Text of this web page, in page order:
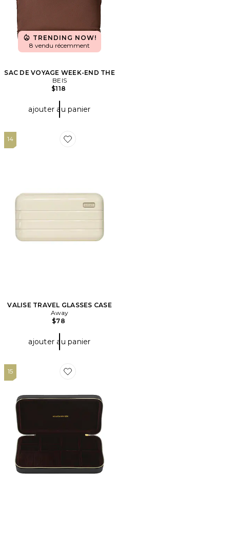
TRENDING NOW!
8 vendu récemment
SAC DE VOYAGE WEEK-END THE
BEIS
$118
ajouter au panier
14
Favorite VALISE TRAVEL GLASSES CASE
VALISE TRAVEL GLASSES CASE
Away
$78
ajouter au panier
15
Favorite Travel Jewelry Case